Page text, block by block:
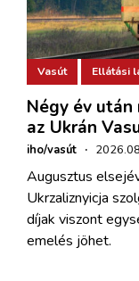
Vasút Ellátási
Négy év
az Ukrán
iho/vasút ·
Augusztus
Ukrzaliznyicja
díjak viszont
emelés jöhet.